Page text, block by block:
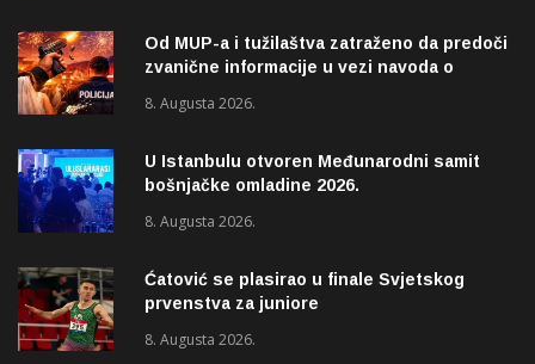
Od MUP-a i tužilaštva zatraženo da predoči
zvanične informacije u vezi navoda o
Pazaru
8. Augusta 2026.
U Istanbulu otvoren Međunarodni samit
bošnjačke omladine 2026.
8. Augusta 2026.
Ćatović se plasirao u finale Svjetskog
prvenstva za juniore
8. Augusta 2026.